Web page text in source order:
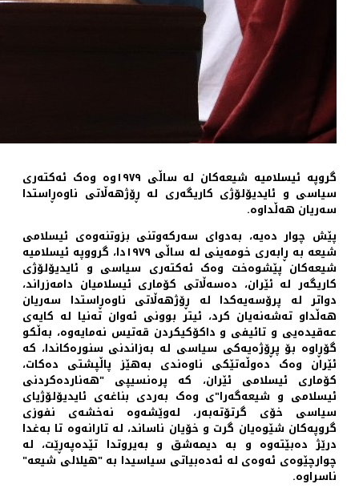
گروپە ئیسلامیە شیعەکان لە ساڵی ١٩٧٩وە وەک ئەکتەری
سیاسی و ئایدیۆلۆژی کاریگەری لە ڕۆژهەڵاتی ناوەڕاستدا
سەریان هەڵداوە.
پێش چوار دەیە، بەدوای سەرکەوتنی بزوتنەوەی ئیسلامی
شیعە بە ڕابەری خومەینی لە ساڵی ١٩٧٩دا، گرووپە ئیسلامیە
شیعەکان پێشوەخت وەک ئەکتەری سیاسی و ئایدیۆلۆژی
کاریگەر لە ئێران، دەسەڵاتی کۆماری ئیسلامیان دامەزراند،
دواتر لە پرۆسەیەکدا لە ڕۆژهەڵاتی ناوەڕاستدا سەریان
هەڵداو تەشەنەیان کرد، ئیتر بوونی ئەوان تەنیا لە کایەی
عەقیدەیی و تائیفی و داکۆکیکردن قەتیس نەمایەوە، بەڵکو
گۆڕاوە بۆ پڕۆژەیەکی سیاسی لە بەزاندنی سنورەکاندا، کە
ئێران وەک دەوڵەتێکی ناوەندی بەهێز پاڵپشتی دەکات،
کۆماری ئیسلامی ئێران، کە پرەنسیپی "هەناردەکردنی
ئیسلامی و شیعەگەرا"ی وەک بەردی بناغەی ئایدیۆلۆژیای
سیاسی خۆی گرتۆتەبەر، لەوێشەوە نەخشەی نفوزی
گروپەکان شێوەیان گرت و خۆیان ناساند، لە تارانەوە تا بەغدا
درێژ دەبێتەوە و بە دیمەشق و بەیروتدا تێدەپەڕێت، لە
چوارچێوەی ئەوەی لە ئەدەبیاتی سیاسیدا بە "هیلالی شیعە"
ناسراوە.